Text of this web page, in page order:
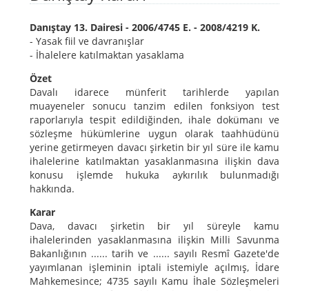
Danıştay 13. Dairesi - 2006/4745 E. - 2008/4219 K.
- Yasak fiil ve davranışlar
- İhalelere katılmaktan yasaklama
Özet
Davalı idarece münferit tarihlerde yapılan
muayeneler sonucu tanzim edilen fonksiyon test
raporlarıyla tespit edildiğinden, ihale dokümanı ve
sözleşme hükümlerine uygun olarak taahhüdünü
yerine getirmeyen davacı şirketin bir yıl süre ile kamu
ihalelerine katılmaktan yasaklanmasına ilişkin dava
konusu işlemde hukuka aykırılık bulunmadığı
hakkında.
Karar
Dava, davacı şirketin bir yıl süreyle kamu
ihalelerinden yasaklanmasına ilişkin Milli Savunma
Bakanlığının ...... tarih ve ...... sayılı Resmî Gazete'de
yayımlanan işleminin iptali istemiyle açılmış, İdare
Mahkemesince; 4735 sayılı Kamu İhale Sözleşmeleri